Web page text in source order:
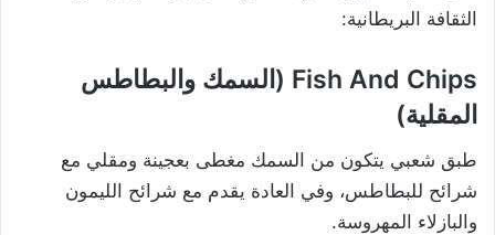
الثقافة البريطانية:
Fish And Chips (السمك والبطاطس
المقلية)
طبق شعبي يتكون من السمك مغطى بعجينة ومقلي مع
شرائح للبطاطس، وفي العادة يقدم مع شرائح الليمون
والبازلاء المهروسة.